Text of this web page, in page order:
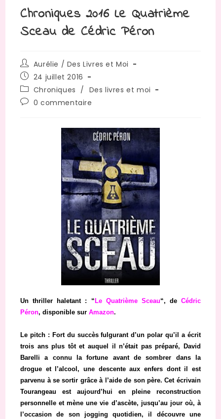
Chroniques 2016 Le Quatrième
Sceau de Cédric Péron
Auteur/autrice
de
la
publication :
Aurélie / Des Livres et Moi
Publication
publiée :
24 juillet 2016
Post
category:
Chroniques / Des livres et moi
Commentaires
publication :
0 commentaire
Un thriller haletant : “ Le Quatrième Sceau“, de Cédric
Péron, disponible surAmazon.
Le pitch : Fort du succès fulgurant d’un polar qu’il a écrit
trois ans plus tôt et auquel il n’était pas préparé, David
Barelli a connu la fortune avant de sombrer dans la
drogue et l’alcool, une descente aux enfers dont il est
parvenu à se sortir grâce à l’aide de son père. Cet écrivain
Tourangeau est aujourd’hui en pleine reconstruction
personnelle et mène une vie d’ascète, jusqu’au jour où, à
l’occasion de son jogging quotidien, il découvre une